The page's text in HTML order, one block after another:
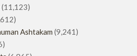
(11,123)
Ashtakam (9,241)